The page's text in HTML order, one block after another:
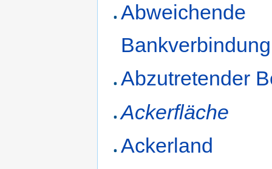
Abweichende
Bankverbindung
Abzutretender
Ackerfläche
Ackerland